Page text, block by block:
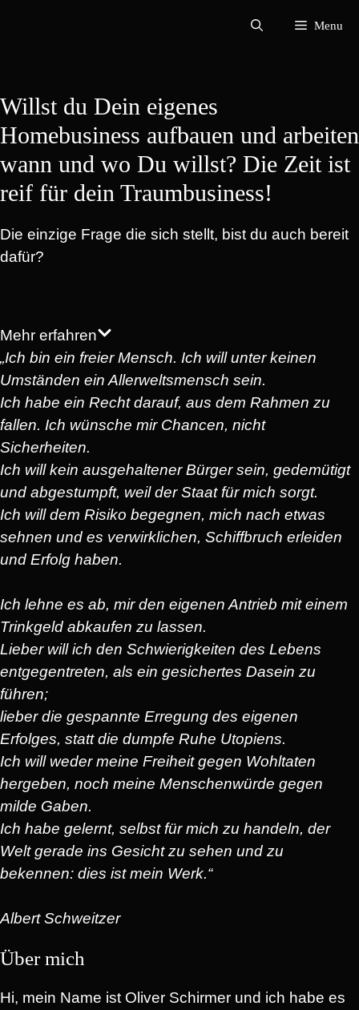
Menu
Willst du Dein eigenes
Homebusiness aufbauen und arbeiten
wann und wo Du willst? Die Zeit ist
reif für dein Traumbusiness!
Die einzige Frage die sich stellt, bist du auch bereit
dafür?
Mehr erfahren
„Ich bin ein freier Mensch. Ich will unter keinen
Umständen ein Allerweltsmensch sein.
Ich habe ein Recht darauf, aus dem Rahmen zu
fallen. Ich wünsche mir Chancen, nicht
Sicherheiten.
Ich will kein ausgehaltener Bürger sein, gedemütigt
und abgestumpft, weil der Staat für mich sorgt.
Ich will dem Risiko begegnen, mich nach etwas
sehnen und es verwirklichen, Schiffbruch erleiden
und Erfolg haben.
Ich lehne es ab, mir den eigenen Antrieb mit einem
Trinkgeld abkaufen zu lassen.
Lieber will ich den Schwierigkeiten des Lebens
entgegentreten, als ein gesichertes Dasein zu
führen;
lieber die gespannte Erregung des eigenen
Erfolges, statt die dumpfe Ruhe Utopiens.
Ich will weder meine Freiheit gegen Wohltaten
hergeben, noch meine Menschenwürde gegen
milde Gaben.
Ich habe gelernt, selbst für mich zu handeln, der
Welt gerade ins Gesicht zu sehen und zu
bekennen: dies ist mein Werk.“
Albert Schweitzer
Über mich
Hi, mein Name ist Oliver Schirmer und ich habe es